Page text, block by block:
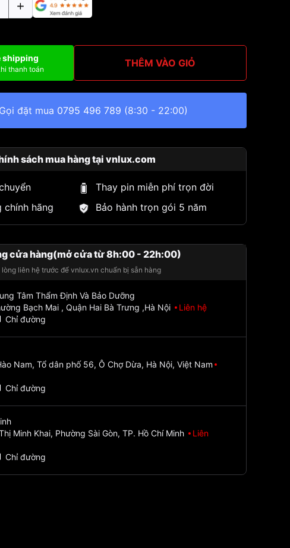
shipping
thanh toán THÊM VÀO GIỎ
Gọi đặt mua 0795 496 789 (8:30 - 22:00)
sách mua hàng tại vnlux.com
Thay pin miễn phí trọn đời
chính hãng
Bảo hành trọn gói 5 năm
cửa hàng(mở cửa từ 8h:00 - 22h:00)
liên hệ trước để vnlux.vn chuẩn bị sẵn hàng
Tâm Thẩm Định Và Bảo Dưỡng
Bạch Mai , Quận Hai Bà Trưng ,Hà Nội
Liên hệ
Chỉ đường
Nam, Tổ dân phố 56, Ô Chợ Dừa, Hà Nội, Việt Nam
Chỉ đường
Minh Khai, Phường Sài Gòn, TP. Hồ Chí Minh
Liên
Chỉ đường